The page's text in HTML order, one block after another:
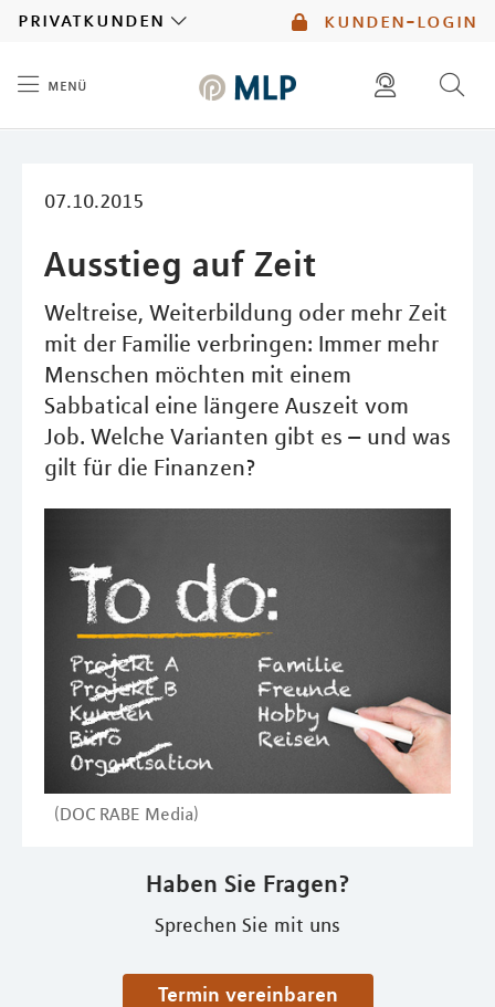
kunden-login
privatkunden
menü
07.10.2015
Ausstieg auf Zeit
Weltreise, Weiterbildung oder mehr Zeit
mit der Familie verbringen: Immer mehr
Menschen möchten mit einem
Sabbatical eine längere Auszeit vom
Job. Welche Varianten gibt es – und was
gilt für die Finanzen?
(DOC RABE Media)
Haben Sie Fragen?
Sprechen Sie mit uns
Termin vereinbaren